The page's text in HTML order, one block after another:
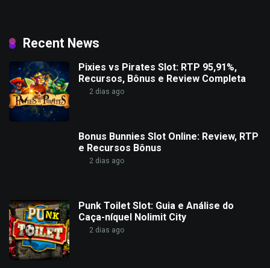
Recent News
Pixies vs Pirates Slot: RTP 95,91%,
Recursos, Bônus e Review Completa
2 dias ago
Bonus Bunnies Slot Online: Review, RTP
e Recursos Bônus
2 dias ago
Punk Toilet Slot: Guia e Análise do
Caça-níquel Nolimit City
2 dias ago